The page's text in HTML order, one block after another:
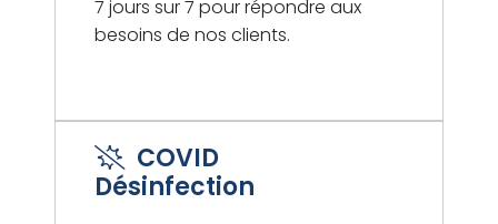
7 jours sur 7 pour répondre aux
besoins de nos clients.
COVID
Désinfection